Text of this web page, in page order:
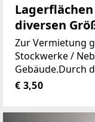
diversen
Zur Vermietung
Stockwerke /
Gebäude.Durch
Räumlichkeiten,
€ 3,50